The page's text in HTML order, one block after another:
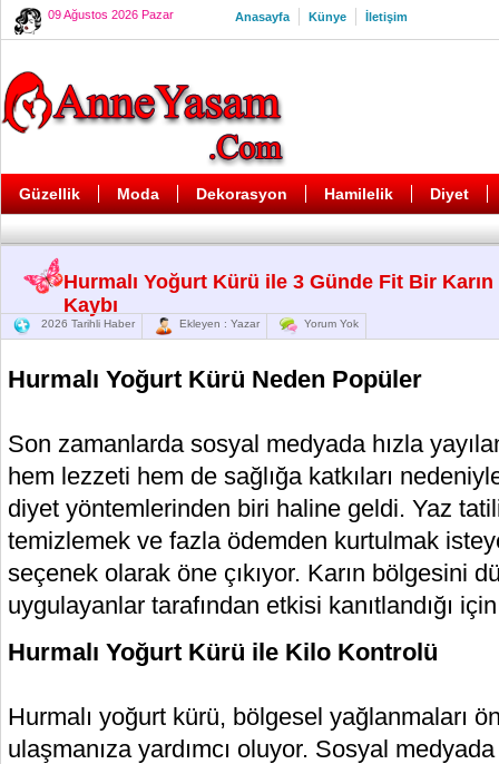
09 Ağustos 2026 Pazar Anasayfa Künye İletişim
Güzellik Moda Dekorasyon Hamilelik Diyet
Hurmalı Yoğurt Kürü ile 3 Günde Fit Bir Karın
Kaybı
2026 Tarihli Haber Ekleyen : Yazar Yorum Yok
Hurmalı Yoğurt Kürü Neden Popüler
Son zamanlarda sosyal medyada hızla
hem lezzeti hem de sağlığa katkıları
diyet yöntemlerinden biri haline geldi. Yaz
temizlemek ve fazla ödemden kurtulmak
seçenek olarak öne çıkıyor. Karın bölgesini
uygulayanlar tarafından etkisi kanıtlandığı
Hurmalı Yoğurt Kürü ile Kilo Kontrolü
Hurmalı yoğurt kürü, bölgesel yağlanmaları
ulaşmanıza yardımcı oluyor. Sosyal